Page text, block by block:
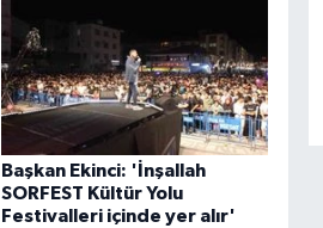
Başkan Ekinci: 'İnşallah
SORFEST Kültür Yolu
Festivalleri içinde yer alır'